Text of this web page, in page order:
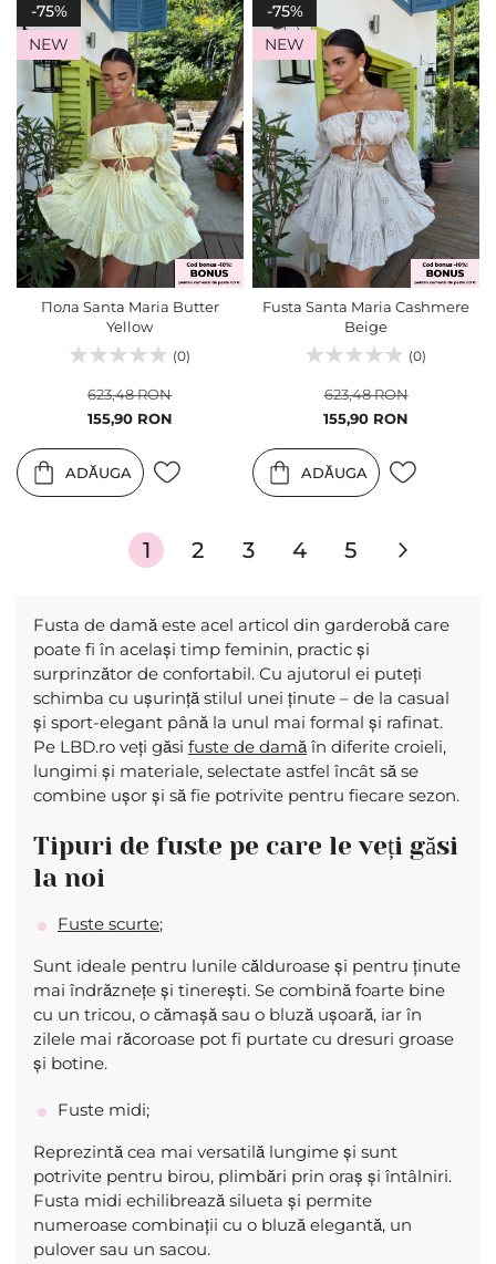
-75%
NEW
Пола Santa Maria Butter
Yellow
(0)
Pret
155,90 RON
623,48 RON
ADĂUGA
-75%
NEW
Fusta Santa Maria Cashmere
Beige
(0)
Pret
155,90 RON
623,48 RON
ADĂUGA
Pagina în
moment
cititi
pagina
1 Pagina
2 Pagina
3 Pagina
4 Pagina
5
Fusta de damă este acel articol din garderobă care
poate fi în același timp feminin, practic și
surprinzător de confortabil. Cu ajutorul ei puteți
schimba cu ușurință stilul unei ținute – de la casual
și sport-elegant până la unul mai formal și rafinat.
Pe LBD.ro veți găsi fuste de damă în diferite croieli,
lungimi și materiale, selectate astfel încât să se
combine ușor și să fie potrivite pentru fiecare sezon.
Tipuri de fuste pe care le veți găsi
la noi
Fuste scurte;
Sunt ideale pentru lunile călduroase și pentru ținute
mai îndrăznețe și tinerești. Se combină foarte bine
cu un tricou, o cămașă sau o bluză ușoară, iar în
zilele mai răcoroase pot fi purtate cu dresuri groase
și botine.
Fuste midi;
Reprezintă cea mai versatilă lungime și sunt
potrivite pentru birou, plimbări prin oraș și întâlniri.
Fusta midi echilibrează silueta și permite
numeroase combinații cu o bluză elegantă, un
pulover sau un sacou.